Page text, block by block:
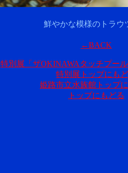
鮮やかな模様のトラウ
←BACK
特別展「ザOKINAWAタッチプー
特別展トップにも
姫路市立水族館トップ
トップにもどる